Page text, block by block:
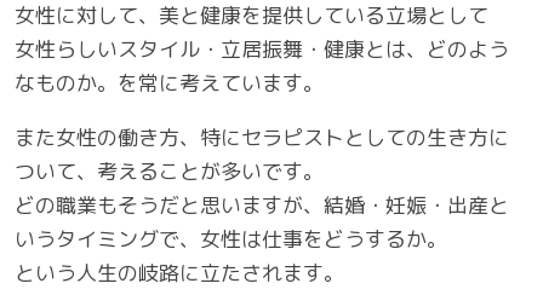
女性に対して、美と健康を提供している立場として
女性らしいスタイル・立居振舞・健康とは、どのよう
なものか。を常に考えています。
また女性の働き方、特にセラピストとしての生き方に
ついて、考えることが多いです。
どの職業もそうだと思いますが、結婚・妊娠・出産と
いうタイミングで、女性は仕事をどうするか。
という人生の岐路に立たされます。